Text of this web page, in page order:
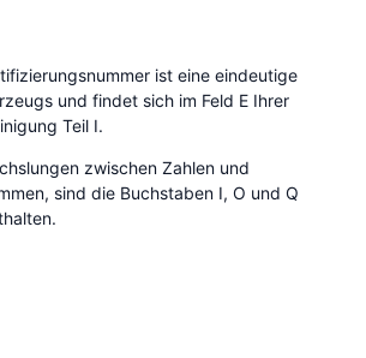
ist eine eindeutige
und findet sich im Feld E Ihrer
Teil I.
zwischen Zahlen und
sind die Buchstaben I, O und Q